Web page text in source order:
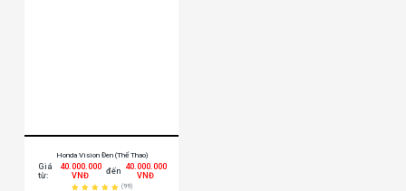
Honda Vision Đen (Thể Thao)
Giá
từ:
40.000.000
VNĐ
đến 40.000.000
VNĐ
(99)